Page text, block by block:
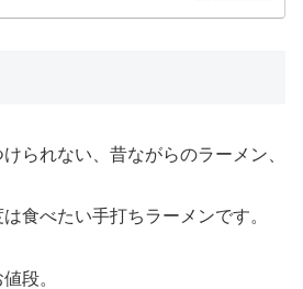
られない、昔ながらのラーメン、
食べたい手打ちラーメンです。
段。